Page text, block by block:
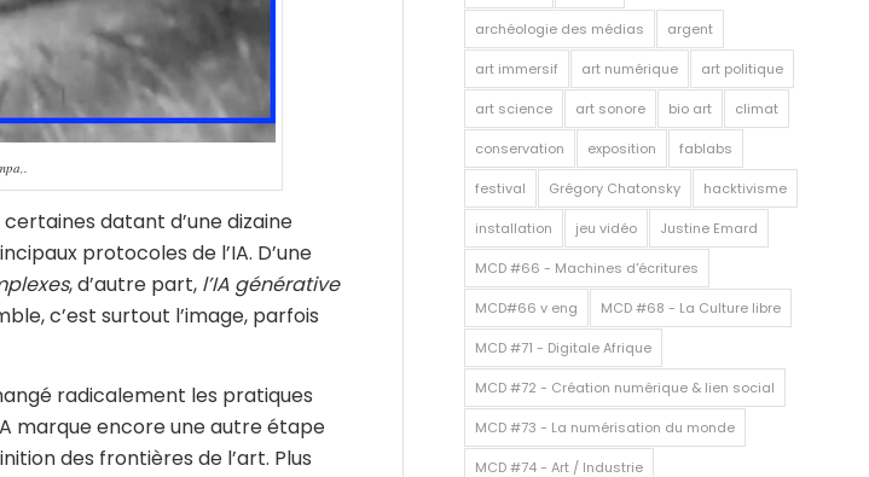
datant d’une dizaine
protocoles de l’IA. D’une
, d’autre part, l’IA générative
c’est surtout l’image, parfois
radicalement les pratiques
marque encore une autre étape
des frontières de l’art. Plus
archéologie des médias argent
art immersif art numérique art politique
art science art sonore bio art climat
conservation exposition fablabs
festival Grégory Chatonsky hacktivisme
installation jeu vidéo Justine Emard
MCD #66 - Machines d'écritures
MCD#66 v eng MCD #68 - La Culture libre
MCD #71 - Digitale Afrique
MCD #72 - Création numérique & lien social
MCD #73 - La numérisation du monde
MCD #74 - Art / Industrie